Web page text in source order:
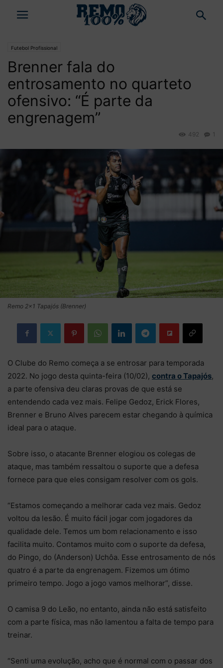
Futebol Profissional
Brenner fala do
entrosamento no quarteto
ofensivo: “É parte da
engrenagem”
1
492
Remo 2×1 Tapajós (Brenner)
O Clube do Remo começa a se entrosar para temporada
2022. No jogo desta quinta-feira (10/02), contra o Tapajós,
a parte ofensiva deu claras provas de que está se
entendendo cada vez mais. Felipe Gedoz, Erick Flores,
Brenner e Bruno Alves parecem estar chegando à química
ideal para o ataque.
Sobre isso, o atacante Brenner elogiou os colegas de
ataque, mas também ressaltou o suporte que a defesa
fornece para que eles consigam resolver com os gols.
“Estamos começando a melhorar cada vez mais. Gedoz
voltou da lesão. É muito fácil jogar com jogadores da
qualidade dele. Temos um bom relacionamento e isso
facilita muito. Contamos muito com o suporte da defesa,
do Pingo, do (Anderson) Uchôa. Esse entrosamento de nós
quatro é a parte da engrenagem. Fizemos um ótimo
primeiro tempo. Jogo a jogo vamos melhorar”, disse.
O camisa 9 do Leão, no entanto, ainda não está satisfeito
com a parte física, mas não lamentou a falta de tempo para
treinar.
“Senti uma evolução, acho que é normal com o passar dos